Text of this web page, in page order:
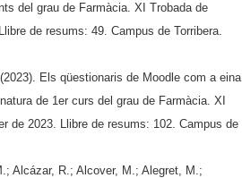
del grau de Farmàcia. XI Trobada de
de resums: 49. Campus de Torribera.
Els qüestionaris de Moodle com a eina
de 1er curs del grau de Farmàcia. XI
de 2023. Llibre de resums: 102. Campus de
Alcázar, R.; Alcover, M.; Alegret, M.;